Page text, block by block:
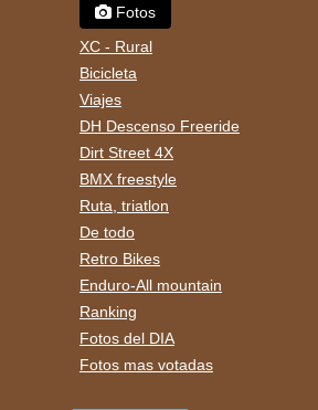
Fotos
XC - Rural
Bicicleta
Viajes
DH Descenso Freeride
Dirt Street 4X
BMX freestyle
Ruta, triatlon
De todo
Retro Bikes
Enduro-All mountain
Ranking
Fotos del DIA
Fotos mas votadas